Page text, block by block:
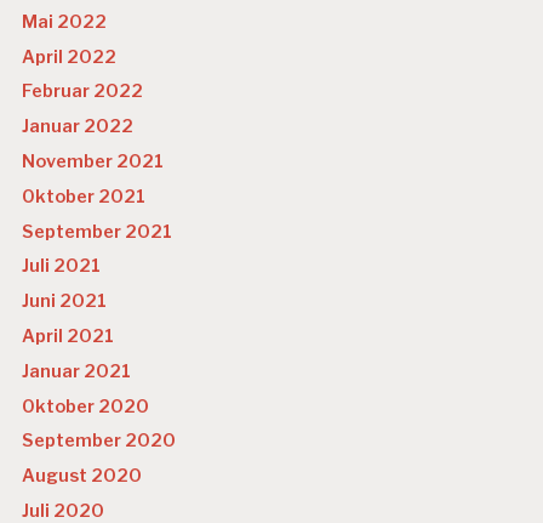
T
E
V
A
U
IE
U
N
G
E
E
A
L
Mai 2022
April 2022
Februar 2022
Januar 2022
November 2021
Oktober 2021
September 2021
Juli 2021
Juni 2021
April 2021
Januar 2021
Oktober 2020
September 2020
August 2020
Juli 2020